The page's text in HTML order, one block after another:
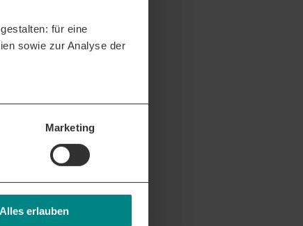
für eine
sowie zur Analyse der
Marketing
Alles erlauben